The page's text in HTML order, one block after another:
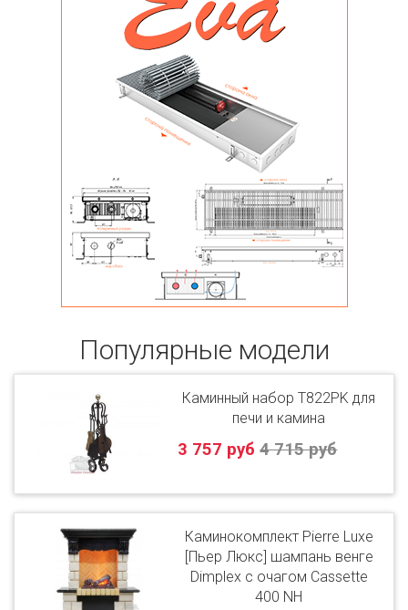
Популярные модели
Каминный набор T822PK для
печи и камина
4 715 руб
3 757 руб
Каминокомплект Pierre Luxe
[Пьер Люкс] шампань венге
Dimplex с очагом Cassette
400 NH